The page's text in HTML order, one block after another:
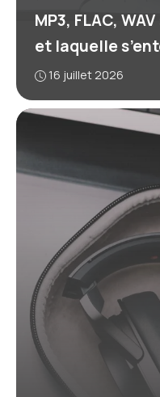
MP3, FLAC,
et laquelle
16 juillet 2026